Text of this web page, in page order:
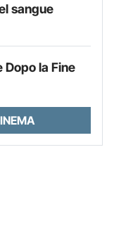
sangue
Dopo la Fine